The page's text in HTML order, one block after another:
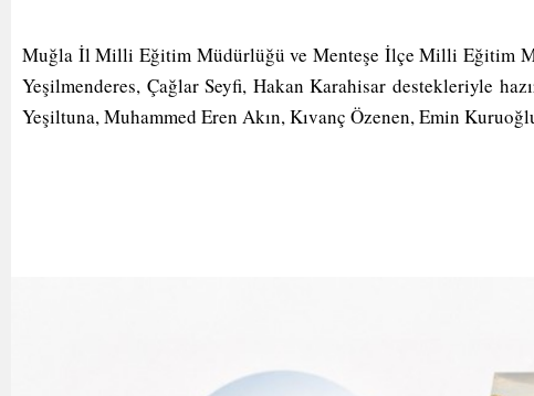
Muğla İl Milli Eğitim Müdürlüğü ve Menteşe İlçe Milli Eğitim
Yeşilmenderes, Çağlar Seyfi, Hakan Karahisar destekleriyle
Yeşiltuna, Muhammed Eren Akın, Kıvanç Özenen, Emin